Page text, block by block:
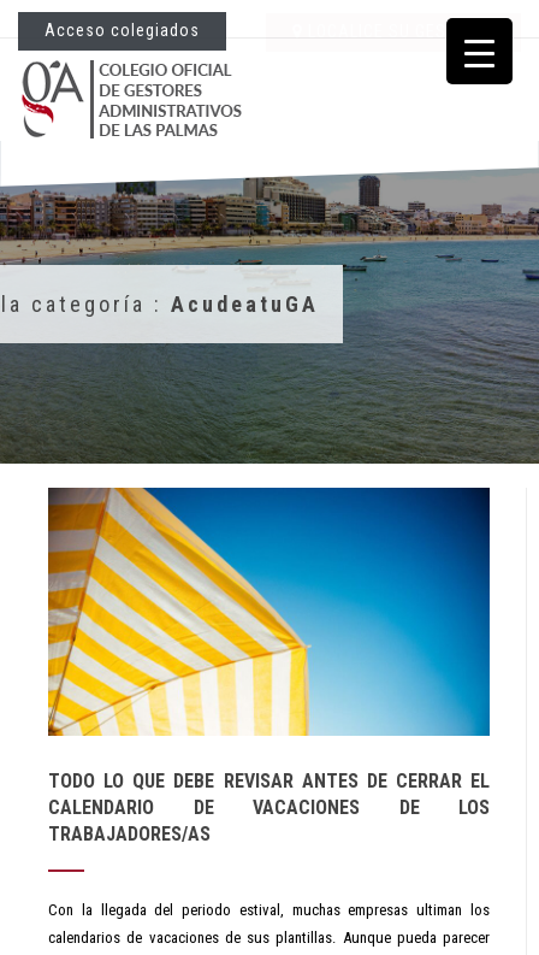
Acceso colegiados
categoría : AcudeatuGA
TODO LO QUE DEBE REVISAR ANTES DE CERRAR EL
CALENDARIO DE VACACIONES DE LOS
TRABAJADORES/AS
Con la llegada del periodo estival, muchas empresas ultiman los
calendarios de vacaciones de sus plantillas. Aunque pueda parecer